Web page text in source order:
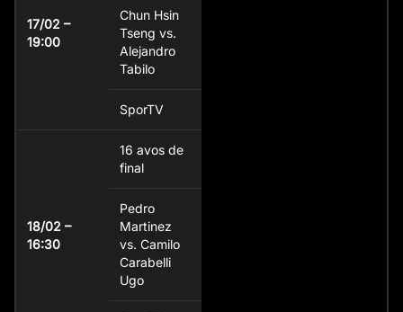
17/02 –
19:00
Chun Hsin
Tseng vs.
Alejandro
Tabilo
SporTV
18/02 –
16:30
16 avos de
final
Pedro
Martinez
vs. Camilo
Carabelli
Ugo